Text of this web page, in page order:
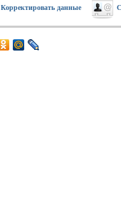
Корректировать данные